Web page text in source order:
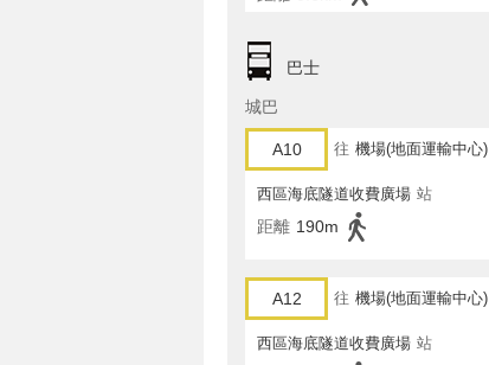
巴士
城巴
A10 往 機場(地面運輸中心)
西區海底隧道收費廣場 站
距離 190m
A12 往 機場(地面運輸中心)
西區海底隧道收費廣場 站